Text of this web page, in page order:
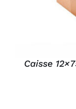
Caisse